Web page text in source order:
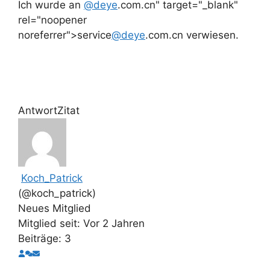
Ich wurde an @deye.com.cn" target="_blank"
rel="noopener
noreferrer">service@deye.com.cn verwiesen.
AntwortZitat
Koch_Patrick
(@koch_patrick)
Neues Mitglied
Mitglied seit: Vor 2 Jahren
Beiträge: 3